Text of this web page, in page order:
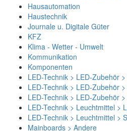
Hausautomation
Haustechnik
Journale u. Digitale Güter
KFZ
Klima - Wetter - Umwelt
Kommunikation
Komponenten
LED-Technik > LED-Zubehör
LED-Technik > LED-Zubehör
LED-Technik > LED-Zubehör
LED-Technik > Leuchtmittel >
LED-Technik > Leuchtmittel >
Mainboards > Andere